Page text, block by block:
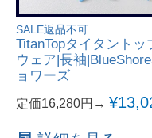
SALE返品不可
TitanTopタイタントッ
ウェア|長袖
ョワーズ
定価16,280円→ ¥